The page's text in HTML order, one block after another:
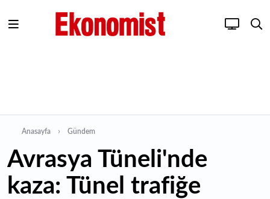
Anasayfa Gündem
Avrasya Tüneli'nde
kaza: Tünel trafiğe